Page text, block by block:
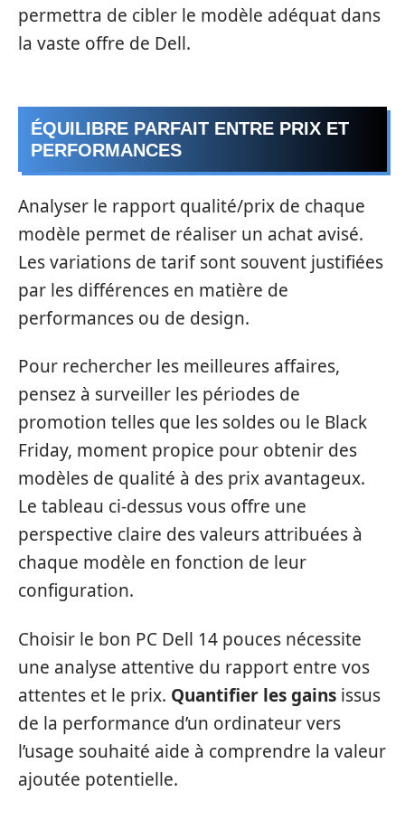
permettra de cibler le modèle adéquat dans
la vaste offre de Dell.
ÉQUILIBRE PARFAIT ENTRE PRIX ET
PERFORMANCES
Analyser le rapport qualité/prix de chaque
modèle permet de réaliser un achat avisé.
Les variations de tarif sont souvent justifiées
par les différences en matière de
performances ou de design.
Pour rechercher les meilleures affaires,
pensez à surveiller les périodes de
promotion telles que les soldes ou le Black
Friday, moment propice pour obtenir des
modèles de qualité à des prix avantageux.
Le tableau ci-dessus vous offre une
perspective claire des valeurs attribuées à
chaque modèle en fonction de leur
configuration.
Choisir le bon PC Dell 14 pouces nécessite
une analyse attentive du rapport entre vos
attentes et le prix. Quantifier les gains issus
de la performance d’un ordinateur vers
l’usage souhaité aide à comprendre la valeur
ajoutée potentielle.